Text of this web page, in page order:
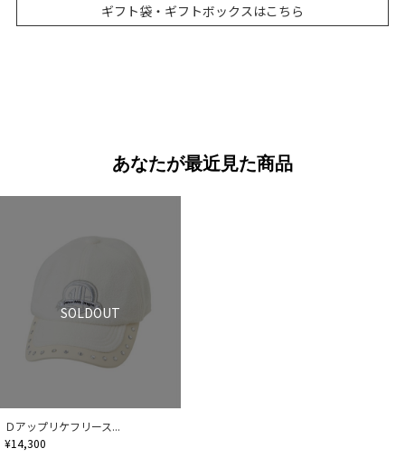
ギフト袋・ギフトボックスはこちら
あなたが最近見た商品
SOLDOUT
Ｄアップリケフリース...
¥14,300